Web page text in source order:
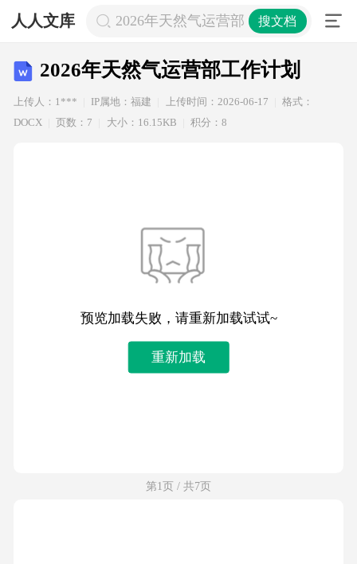
人人文库 2026年天然气运营部工作计划
搜文档
2026年天然气运营部工作计划
上传人：1*** IP属地：福建 上传时间：2026-06-17
格式：
DOCX
页数：7 大小：16.15KB 积分：8
预览加载失败，请重新加载试试~
重新加载
第1页 / 共7页